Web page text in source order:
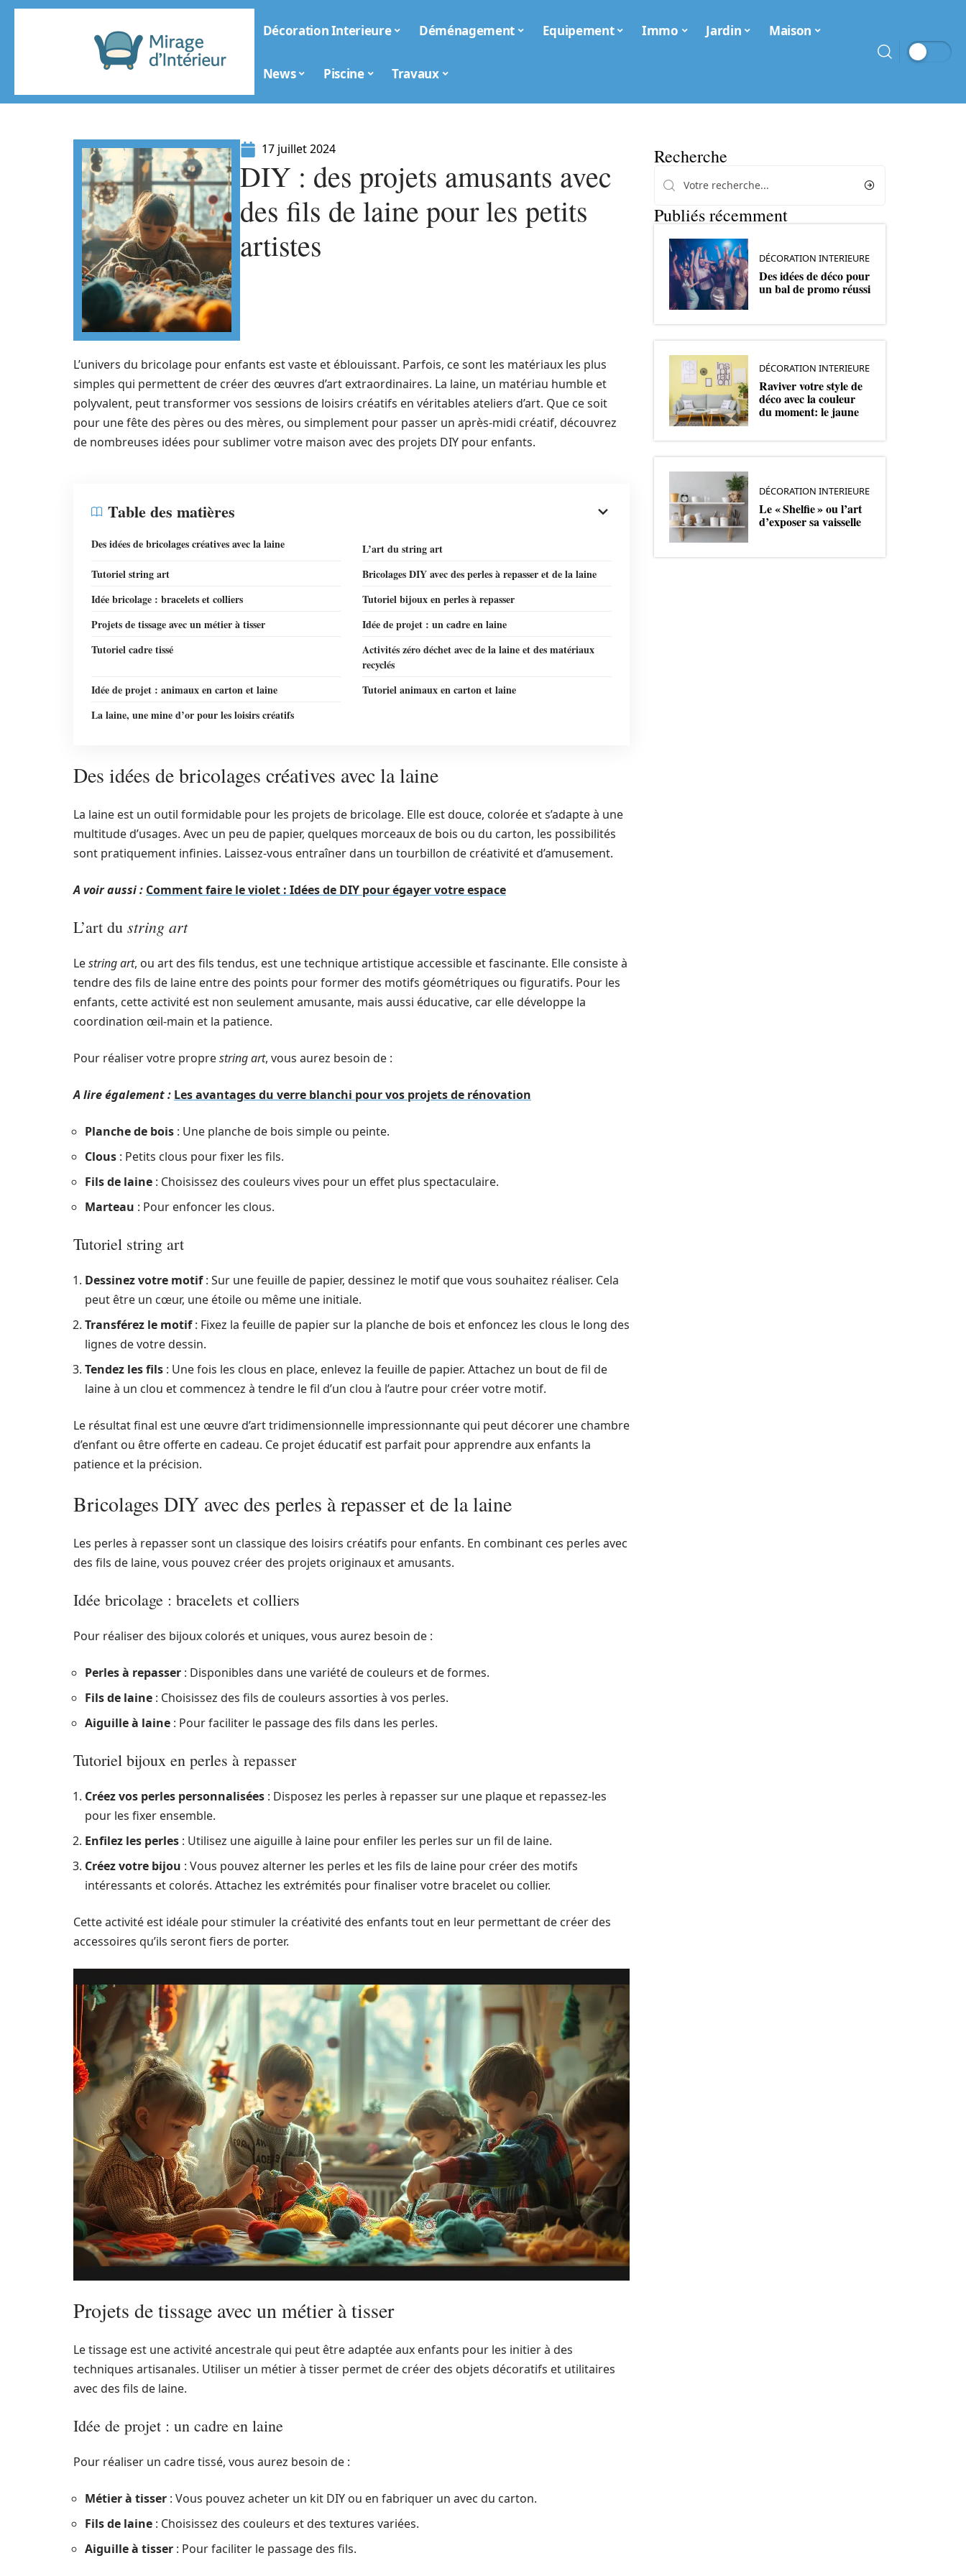
Décoration Interieure Déménagement Equipement Immo Jardin Maison
News Piscine Travaux
17 juillet 2024
DIY : des projets amusants avec
des fils de laine pour les petits
artistes
L’univers du bricolage pour enfants est vaste et éblouissant. Parfois, ce sont les matériaux les plus
simples qui permettent de créer des œuvres d’art extraordinaires. La laine, un matériau humble et
polyvalent, peut transformer vos sessions de loisirs créatifs en véritables ateliers d’art. Que ce soit
pour une fête des pères ou des mères, ou simplement pour passer un après-midi créatif, découvrez
de nombreuses idées pour sublimer votre maison avec des projets DIY pour enfants.
Table des matières
Des idées de bricolages créatives avec la laine
L’art du string art
Tutoriel string art
Bricolages DIY avec des perles à repasser et de la laine
Idée bricolage : bracelets et colliers
Tutoriel bijoux en perles à repasser
Projets de tissage avec un métier à tisser
Idée de projet : un cadre en laine
Tutoriel cadre tissé
Activités zéro déchet avec de la laine et des matériaux
recyclés
Idée de projet : animaux en carton et laine
Tutoriel animaux en carton et laine
La laine, une mine d’or pour les loisirs créatifs
Des idées de bricolages créatives avec la laine
La laine est un outil formidable pour les projets de bricolage. Elle est douce, colorée et s’adapte à une
multitude d’usages. Avec un peu de papier, quelques morceaux de bois ou du carton, les possibilités
sont pratiquement infinies. Laissez-vous entraîner dans un tourbillon de créativité et d’amusement.
A voir aussi : Comment faire le violet : Idées de DIY pour égayer votre espace
L’art du string art
Lestring art, ou art des fils tendus, est une technique artistique accessible et fascinante. Elle consiste à
tendre des fils de laine entre des points pour former des motifs géométriques ou figuratifs. Pour les
enfants, cette activité est non seulement amusante, mais aussi éducative, car elle développe la
coordination œil-main et la patience.
Pour réaliser votre proprestring art, vous aurez besoin de :
A lire également : Les avantages du verre blanchi pour vos projets de rénovation
Planche de bois : Une planche de bois simple ou peinte.
Clous : Petits clous pour fixer les fils.
Fils de laine : Choisissez des couleurs vives pour un effet plus spectaculaire.
Marteau : Pour enfoncer les clous.
Tutoriel string art
Dessinez votre motif: Sur une feuille de papier, dessinez le motif que vous souhaitez réaliser. Cela
peut être un cœur, une étoile ou même une initiale.
Transférez le motif: Fixez la feuille de papier sur la planche de bois et enfoncez les clous le long des
lignes de votre dessin.
Tendez les fils : Une fois les clous en place, enlevez la feuille de papier. Attachez un bout de fil de
laine à un clou et commencez à tendre le fil d’un clou à l’autre pour créer votre motif.
Le résultat final est une œuvre d’art tridimensionnelle impressionnante qui peut décorer une chambre
d’enfant ou être offerte en cadeau. Ce projet éducatif est parfait pour apprendre aux enfants la
patience et la précision.
Bricolages DIY avec des perles à repasser et de la laine
Les perles à repasser sont un classique des loisirs créatifs pour enfants. En combinant ces perles avec
des fils de laine, vous pouvez créer des projets originaux et amusants.
Idée bricolage : bracelets et colliers
Pour réaliser des bijoux colorés et uniques, vous aurez besoin de :
Perles à repasser : Disponibles dans une variété de couleurs et de formes.
Fils de laine : Choisissez des fils de couleurs assorties à vos perles.
Aiguille à laine : Pour faciliter le passage des fils dans les perles.
Tutoriel bijoux en perles à repasser
Créez vos perles personnalisées : Disposez les perles à repasser sur une plaque et repassez-les
pour les fixer ensemble.
Enfilez les perles : Utilisez une aiguille à laine pour enfiler les perles sur un fil de laine.
Créez votre bijou : Vous pouvez alterner les perles et les fils de laine pour créer des motifs
intéressants et colorés. Attachez les extrémités pour finaliser votre bracelet ou collier.
Cette activité est idéale pour stimuler la créativité des enfants tout en leur permettant de créer des
accessoires qu’ils seront fiers de porter.
Projets de tissage avec un métier à tisser
Le tissage est une activité ancestrale qui peut être adaptée aux enfants pour les initier à des
techniques artisanales. Utiliser un métier à tisser permet de créer des objets décoratifs et utilitaires
avec des fils de laine.
Idée de projet : un cadre en laine
Pour réaliser un cadre tissé, vous aurez besoin de :
Métier à tisser : Vous pouvez acheter un kit DIY ou en fabriquer un avec du carton.
Fils de laine : Choisissez des couleurs et des textures variées.
Aiguille à tisser : Pour faciliter le passage des fils.
Recherche
Publiés récemment
DÉCORATION INTERIEURE
Des idées de déco pour
un bal de promo réussi
DÉCORATION INTERIEURE
Raviver votre style de
déco avec la couleur
du moment: le jaune
DÉCORATION INTERIEURE
Le « Shelfie » ou l’art
d’exposer sa vaisselle